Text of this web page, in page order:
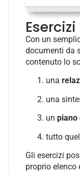
Con un
documenti da
contenuto lo
una
una
un piano
tutto
Gli esercizi
proprio elenco